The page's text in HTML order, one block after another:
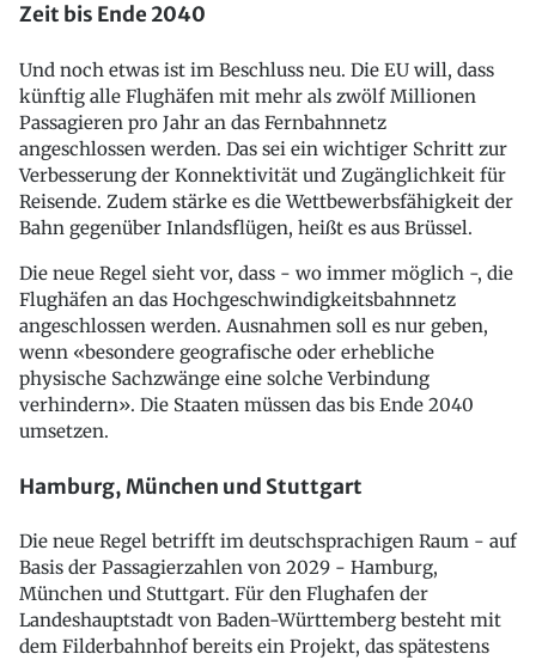
Zeit bis Ende 2040
Und noch etwas ist im Beschluss neu. Die EU will, dass
künftig alle Flughäfen mit mehr als zwölf Millionen
Passagieren pro Jahr an das Fernbahnnetz
angeschlossen werden. Das sei ein wichtiger Schritt zur
Verbesserung der Konnektivität und Zugänglichkeit für
Reisende. Zudem stärke es die Wettbewerbsfähigkeit der
Bahn gegenüber Inlandsflügen, heißt es aus Brüssel.
Die neue Regel sieht vor, dass - wo immer möglich -, die
Flughäfen an das Hochgeschwindigkeitsbahnnetz
angeschlossen werden. Ausnahmen soll es nur geben,
wenn «besondere geografische oder erhebliche
physische Sachzwänge eine solche Verbindung
verhindern». Die Staaten müssen das bis Ende 2040
umsetzen.
Hamburg, München und Stuttgart
Die neue Regel betrifft im deutschsprachigen Raum - auf
Basis der Passagierzahlen von 2029 - Hamburg,
München und Stuttgart. Für den Flughafen der
Landeshauptstadt von Baden-Württemberg besteht mit
dem Filderbahnhof bereits ein Projekt, das spätestens